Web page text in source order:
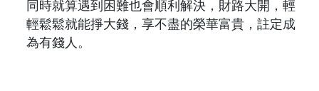
同時就算遇到困難也會順利解決，財路大開，輕
輕鬆鬆就能掙大錢，享不盡的榮華富貴，註定成
為有錢人。